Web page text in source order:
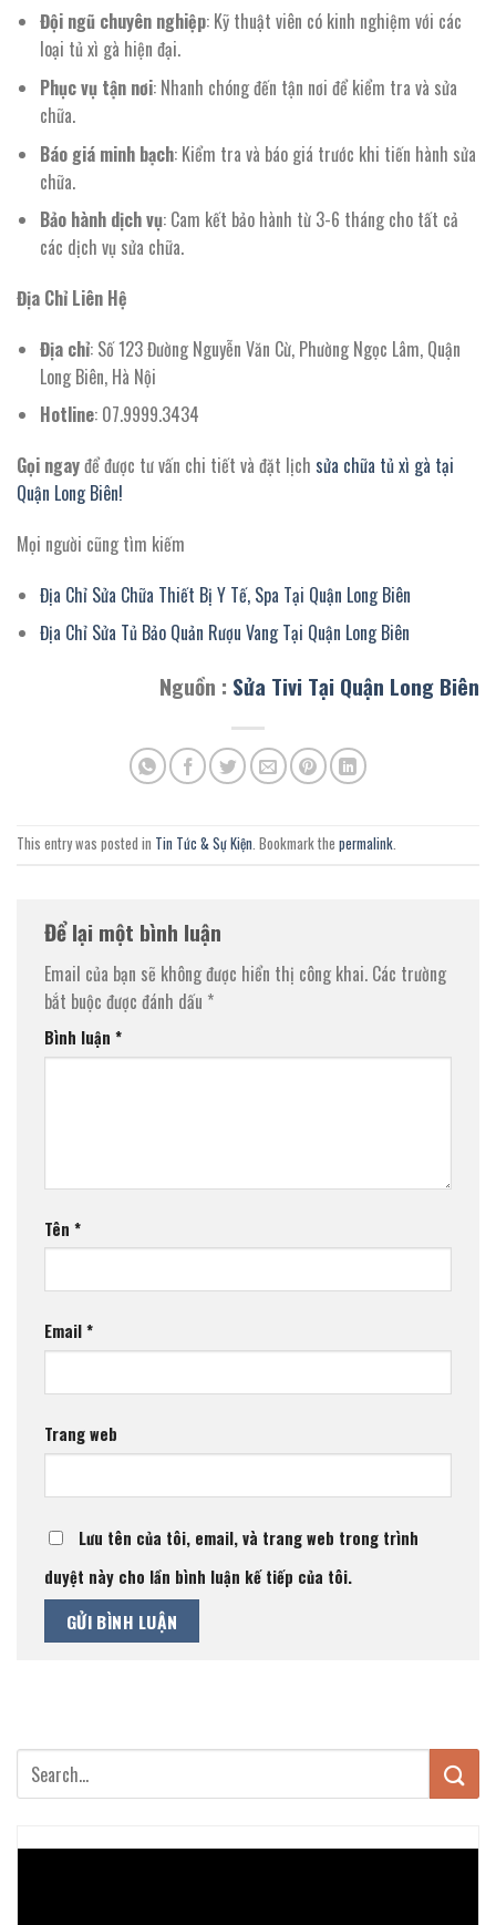
Đội ngũ chuyên nghiệp: Kỹ thuật viên có kinh nghiệm với các
loại tủ xì gà hiện đại.
Phục vụ tận nơi: Nhanh chóng đến tận nơi để kiểm tra và sửa
chữa.
Báo giá minh bạch: Kiểm tra và báo giá trước khi tiến hành sửa
chữa.
Bảo hành dịch vụ: Cam kết bảo hành từ 3-6 tháng cho tất cả
các dịch vụ sửa chữa.
Địa Chỉ Liên Hệ
Địa chỉ: Số 123 Đường Nguyễn Văn Cừ, Phường Ngọc Lâm, Quận
Long Biên, Hà Nội
Hotline: 07.9999.3434
Gọi ngayđể được tư vấn chi tiết và đặt lịch sửa chữa tủ xì gà tại
Quận Long Biên!
Mọi người cũng tìm kiếm
Địa Chỉ Sửa Chữa Thiết Bị Y Tế, Spa Tại Quận Long Biên
Địa Chỉ Sửa Tủ Bảo Quản Rượu Vang Tại Quận Long Biên
Nguồn : Sửa Tivi Tại Quận Long Biên
This entry was posted in Tin Tức & Sự Kiện. Bookmark the permalink.
Để lại một bình luận
Email của bạn sẽ không được hiển thị công khai. Các trường
bắt buộc được đánh dấu *
Bình luận *
Tên *
Email*
Trang web
Lưu tên của tôi, email, và trang web trong trình
duyệt này cho lần bình luận kế tiếp của tôi.